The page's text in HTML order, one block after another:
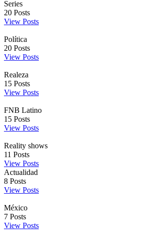
Series
20 Posts
View Posts
Política
20 Posts
View Posts
Realeza
15 Posts
View Posts
FNB Latino
15 Posts
View Posts
Reality shows
11 Posts
View Posts
Actualidad
8 Posts
View Posts
México
7 Posts
View Posts